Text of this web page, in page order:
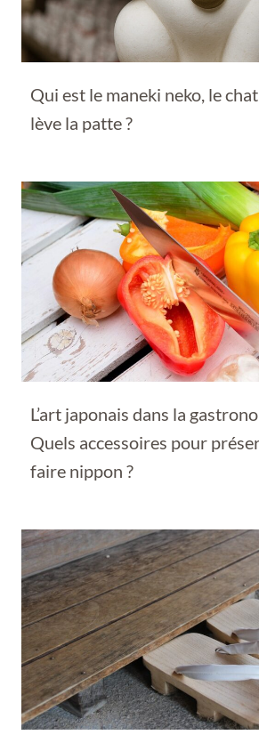
Qui est le maneki neko, le
lève la patte ?
L’art japonais dans la
Quels accessoires pour
faire nippon ?